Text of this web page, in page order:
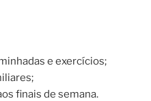
e exercícios;
finais de semana.